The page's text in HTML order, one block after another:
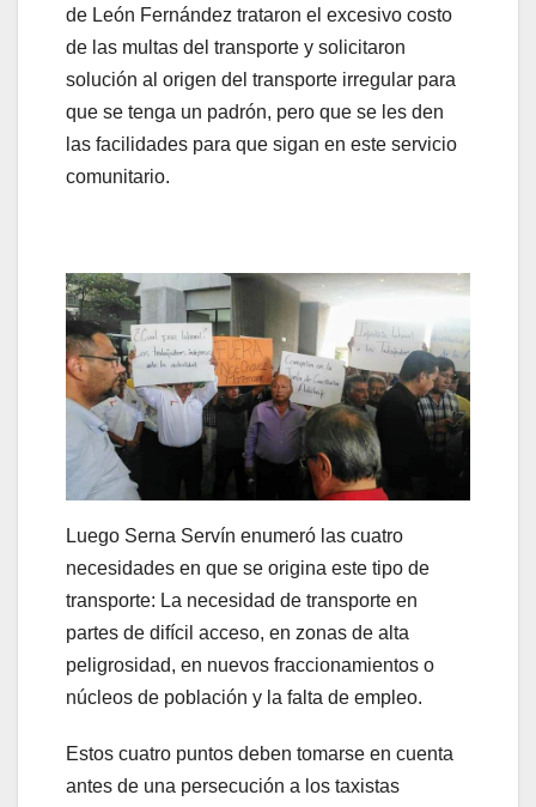
de León Fernández trataron el excesivo costo
de las multas del transporte y solicitaron
solución al origen del transporte irregular para
que se tenga un padrón, pero que se les den
las facilidades para que sigan en este servicio
comunitario.
Luego Serna Servín enumeró las cuatro
necesidades en que se origina este tipo de
transporte: La necesidad de transporte en
partes de difícil acceso, en zonas de alta
peligrosidad, en nuevos fraccionamientos o
núcleos de población y la falta de empleo.
Estos cuatro puntos deben tomarse en cuenta
antes de una persecución a los taxistas